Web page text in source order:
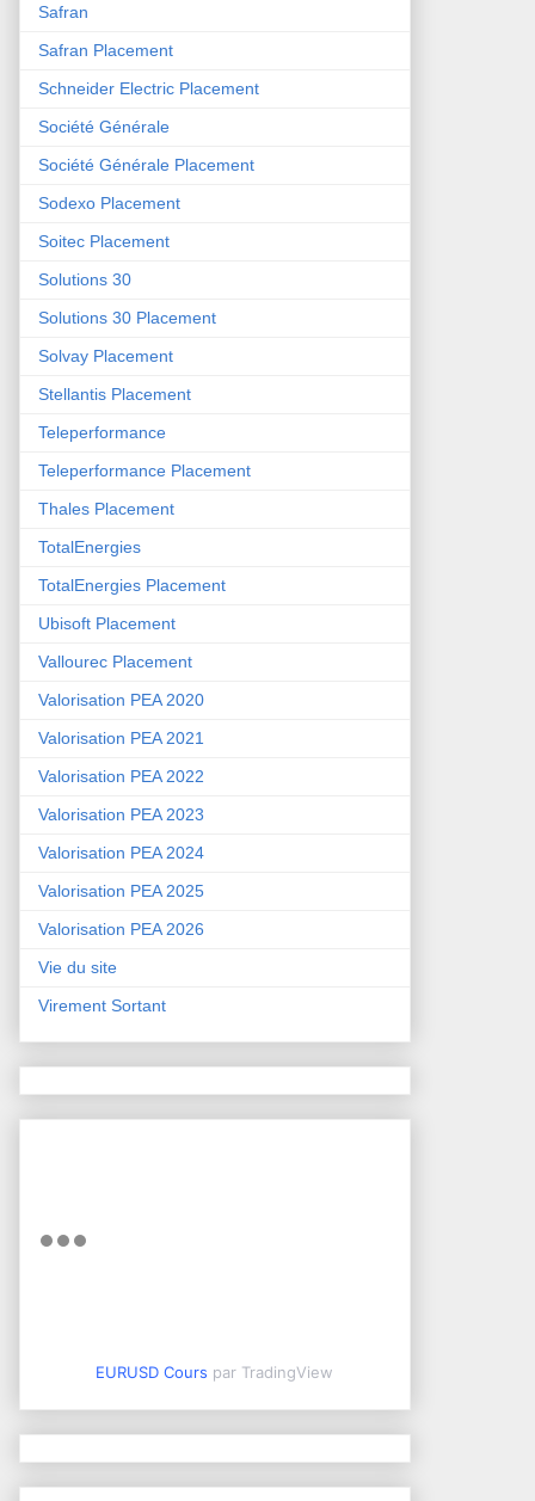
Safran
Safran Placement
Schneider Electric Placement
Société Générale
Société Générale Placement
Sodexo Placement
Soitec Placement
Solutions 30
Solutions 30 Placement
Solvay Placement
Stellantis Placement
Teleperformance
Teleperformance Placement
Thales Placement
TotalEnergies
TotalEnergies Placement
Ubisoft Placement
Vallourec Placement
Valorisation PEA 2020
Valorisation PEA 2021
Valorisation PEA 2022
Valorisation PEA 2023
Valorisation PEA 2024
Valorisation PEA 2025
Valorisation PEA 2026
Vie du site
Virement Sortant
EURUSD Cours par TradingView